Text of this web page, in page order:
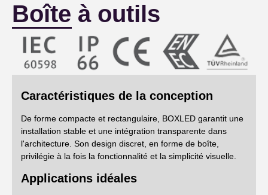
Boîte à outils
Caractéristiques de la conception
De forme compacte et rectangulaire, BOXLED garantit une
installation stable et une intégration transparente dans
l'architecture. Son design discret, en forme de boîte,
privilégie à la fois la fonctionnalité et la simplicité visuelle.
Applications idéales